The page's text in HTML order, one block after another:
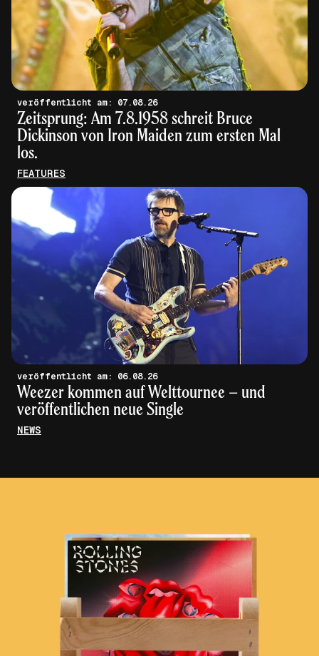
veröffentlicht am: 07.08.26
Zeitsprung: Am 7.8.1958 schreit Bruce
Dickinson von Iron Maiden zum ersten Mal
los.
FEATURES
veröffentlicht am: 06.08.26
Weezer kommen auf Welttournee – und
veröffentlichen neue Single
NEWS